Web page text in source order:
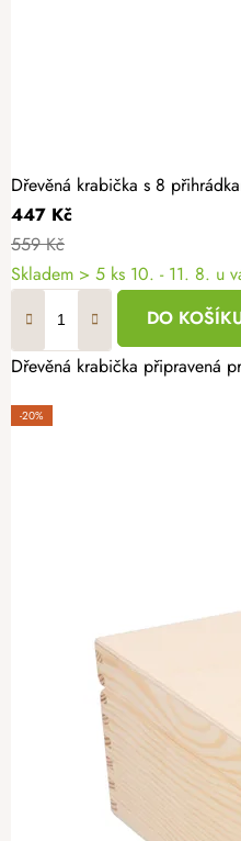
Dřevěná krabička s 8
447 Kč
559 Kč
Skladem > 5 ks 10. - 11. 8. u
DO
Dřevěná krabička připravená
-20%